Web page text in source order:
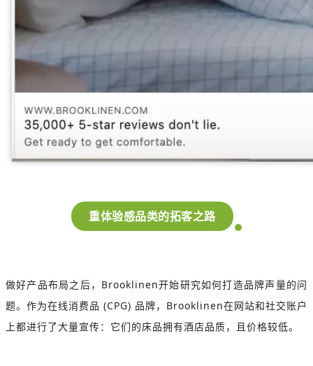
重体验感品类的拓客之路
做好产品布局之后，Brooklinen开始研究如何打造品牌声量的问
题。作为在线消费品 (CPG) 品牌，Brooklinen在网站和社交账户
上都进行了大量宣传：它们的床品拥有酒店品质，且价格较低。